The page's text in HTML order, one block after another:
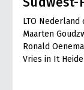
LTO
Maarten
Ronald
Vries in It